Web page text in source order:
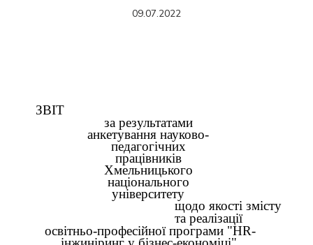
09.07.2022